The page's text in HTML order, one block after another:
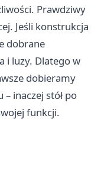
Prawdziwy
Jeśli konstrukcja
dobrane
i luzy. Dlatego w
dobieramy
inaczej stół po
funkcji.